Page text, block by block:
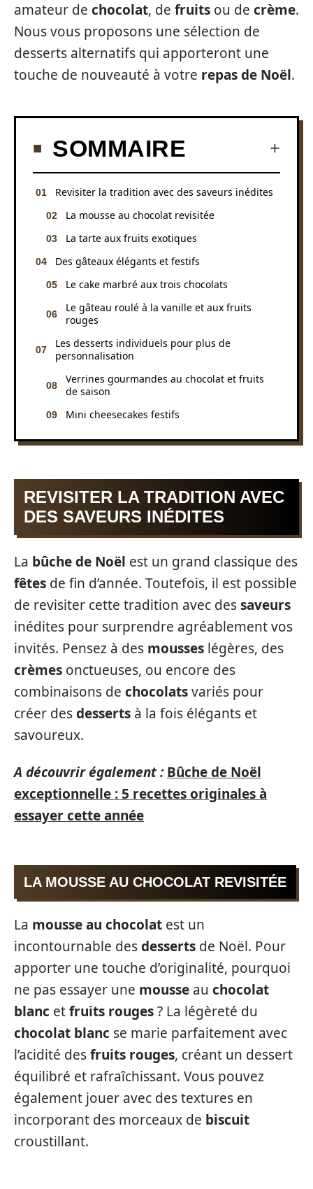
amateur de chocolat, de fruits ou de crème.
Nous vous proposons une sélection de
desserts alternatifs qui apporteront une
touche de nouveauté à votre repas de Noël.
SOMMAIRE
Revisiter la tradition avec des saveurs inédites
La mousse au chocolat revisitée
La tarte aux fruits exotiques
Des gâteaux élégants et festifs
Le cake marbré aux trois chocolats
Le gâteau roulé à la vanille et aux fruits
rouges
Les desserts individuels pour plus de
personnalisation
Verrines gourmandes au chocolat et fruits
de saison
Mini cheesecakes festifs
REVISITER LA TRADITION AVEC
DES SAVEURS INÉDITES
La bûche de Noël est un grand classique des
fêtes de fin d’année. Toutefois, il est possible
de revisiter cette tradition avec dessaveurs
inédites pour surprendre agréablement vos
invités. Pensez à des mousses légères, des
crèmes onctueuses, ou encore des
combinaisons de chocolatsvariés pour
créer desdesserts à la fois élégants et
savoureux.
A découvrir également : Bûche de Noël
exceptionnelle : 5 recettes originales à
essayer cette année
LA MOUSSE AU CHOCOLAT REVISITÉE
La mousse au chocolat est un
incontournable desdesserts de Noël. Pour
apporter une touche d’originalité, pourquoi
ne pas essayer une mousse au chocolat
blanc etfruits rouges? La légèreté du
chocolat blanc se marie parfaitement avec
l’acidité desfruits rouges, créant un dessert
équilibré et rafraîchissant. Vous pouvez
également jouer avec des textures en
incorporant des morceaux de biscuit
croustillant.